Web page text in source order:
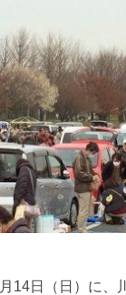
14日（日）に、